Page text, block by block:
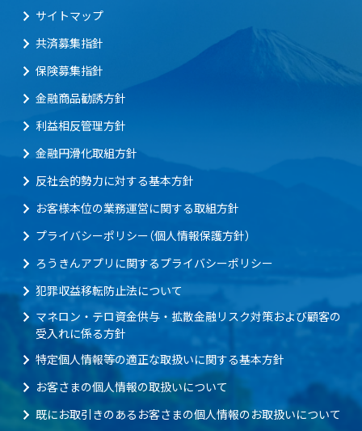
サイトマップ
共済募集指針
保険募集指針
金融商品勧誘方針
利益相反管理方針
金融円滑化取組方針
反社会的勢力に対する基本方針
お客様本位の業務運営に関する取組方針
プライバシーポリシー（個人情報保護方針）
ろうきんアプリに関するプライバシーポリシー
犯罪収益移転防止法について
マネロン・テロ資金供与・拡散金融リスク対策および顧客の
受入れに係る方針
特定個人情報等の適正な取扱いに関する基本方針
お客さまの個人情報の取扱いについて
既にお取引きのあるお客さまの個人情報のお取扱いについて